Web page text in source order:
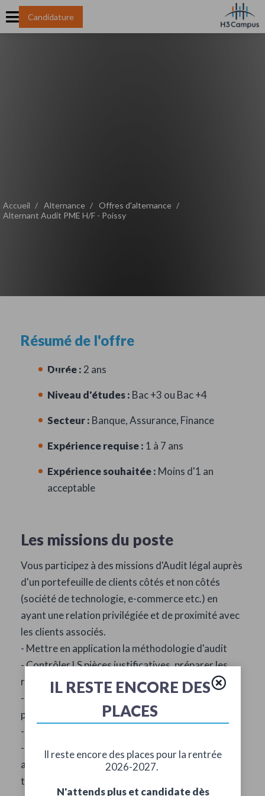
Candidature
POISSY
Accueil Alternance
Offres d'alternance
Alternant Audit PME H/F - Poissy
Résumé de l'offre
Durée : 2 ans
Niveau d'études : Bac +3 ou Bac +4
Secteur : Banque, Assurance, Finance
Expérience requise : 1 à 7 ans
Expérience souhaitée : Moins d'1 an
acceptable
Les missions du poste
Vous participez à des missions d'Audit légal auprès
d'un portefeuille de clients côtés et non côtés
(société de technologie, e-commerce etc.) en
ayant une relation privilégiée et de proximité avec
les clients associés.
- Mettre en application la méthodologie d'audit
- Contrôler LS pièces justificatives, préparer les
revues analytiques
- Rédiger des synthèses de travaux avec
préconisation pour nos clients
- Des missions de due diligence financière
- Des missions ponctuelles telles que :
augmentation de capital, commissariat à la
transformation, aux avantages particuliers...
IL RESTE ENCORE DES
PLACES
Il reste encore des places pour la rentrée
2026-2027.
N'attends plus et candidate dès